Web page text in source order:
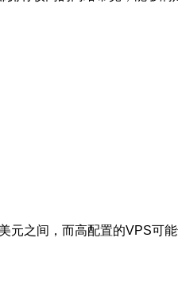
元之间，而高配置的VPS可